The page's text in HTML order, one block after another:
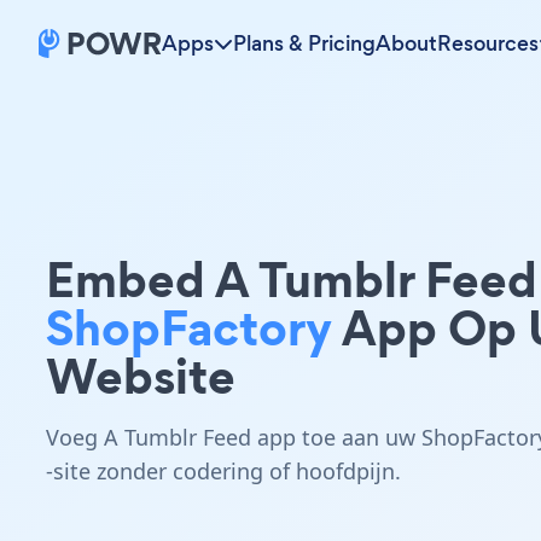
Apps Plans & PricingAboutResources
Embed A Tumblr Feed
ShopFactoryApp Op
Website
Voeg A Tumblr Feed app toe aan uw
-site zonder codering of hoofdpijn.